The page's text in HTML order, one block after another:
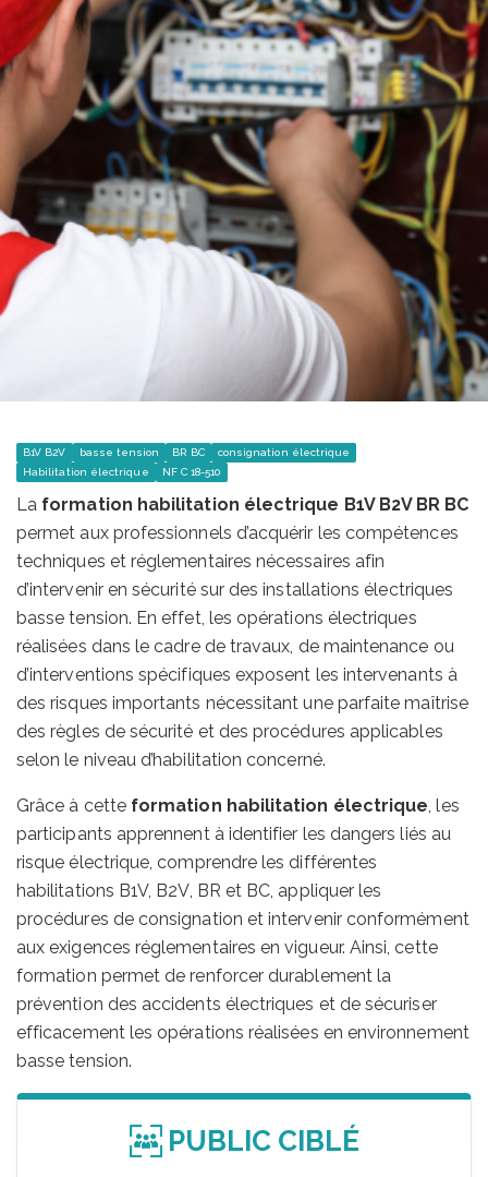
B1V B2V basse tension BR BC
consignation électrique
Habilitation électrique
NF C 18-510
La formation habilitation électrique B1V B2V BR BC
permet aux professionnels d’acquérir les compétences
techniques et réglementaires nécessaires afin
d’intervenir en sécurité sur des installations électriques
basse tension. En effet, les opérations électriques
réalisées dans le cadre de travaux, de maintenance ou
d’interventions spécifiques exposent les intervenants à
des risques importants nécessitant une parfaite maîtrise
des règles de sécurité et des procédures applicables
selon le niveau d’habilitation concerné.
Grâce à cette formation habilitation électrique, les
participants apprennent à identifier les dangers liés au
risque électrique, comprendre les différentes
habilitations B1V, B2V, BR et BC, appliquer les
procédures de consignation et intervenir conformément
aux exigences réglementaires en vigueur. Ainsi, cette
formation permet de renforcer durablement la
prévention des accidents électriques et de sécuriser
efficacement les opérations réalisées en environnement
basse tension.
PUBLIC CIBLÉ